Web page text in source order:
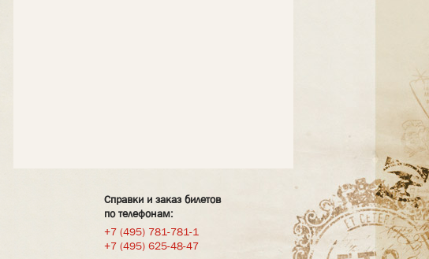
Справки и заказ билетов
по телефонам:
+7 (495) 781-781-1
+7 (495) 625-48-47